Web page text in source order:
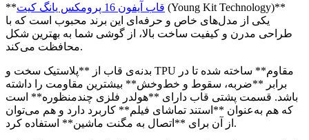
** قاب آیفون 16 پرومکس یانگ کیت (Young Kit Technology)**
یکی از مدل‌های خاص و حرفه‌ای این برند محبوب است که با
طراحی مدرن و کیفیت ساخت بالا، از گوشی شما به بهترین شکل
محافظت می‌کند.
بدنه‌ی قاب از **پلاستیک سخت و TPU مقاوم** ساخته شده تا در
برابر **ضربه، سقوط و خط‌وخش** بیشترین مقاومت را داشته
باشد. قسمت پشتی قاب دارای **هولدر فلزی چندمنظوره** است
که هم به‌عنوان **استند تماشای فیلم** کاربرد دارد و هم می‌توان
از آن برای **اتصال به مگنت ماشین** استفاده کرد.